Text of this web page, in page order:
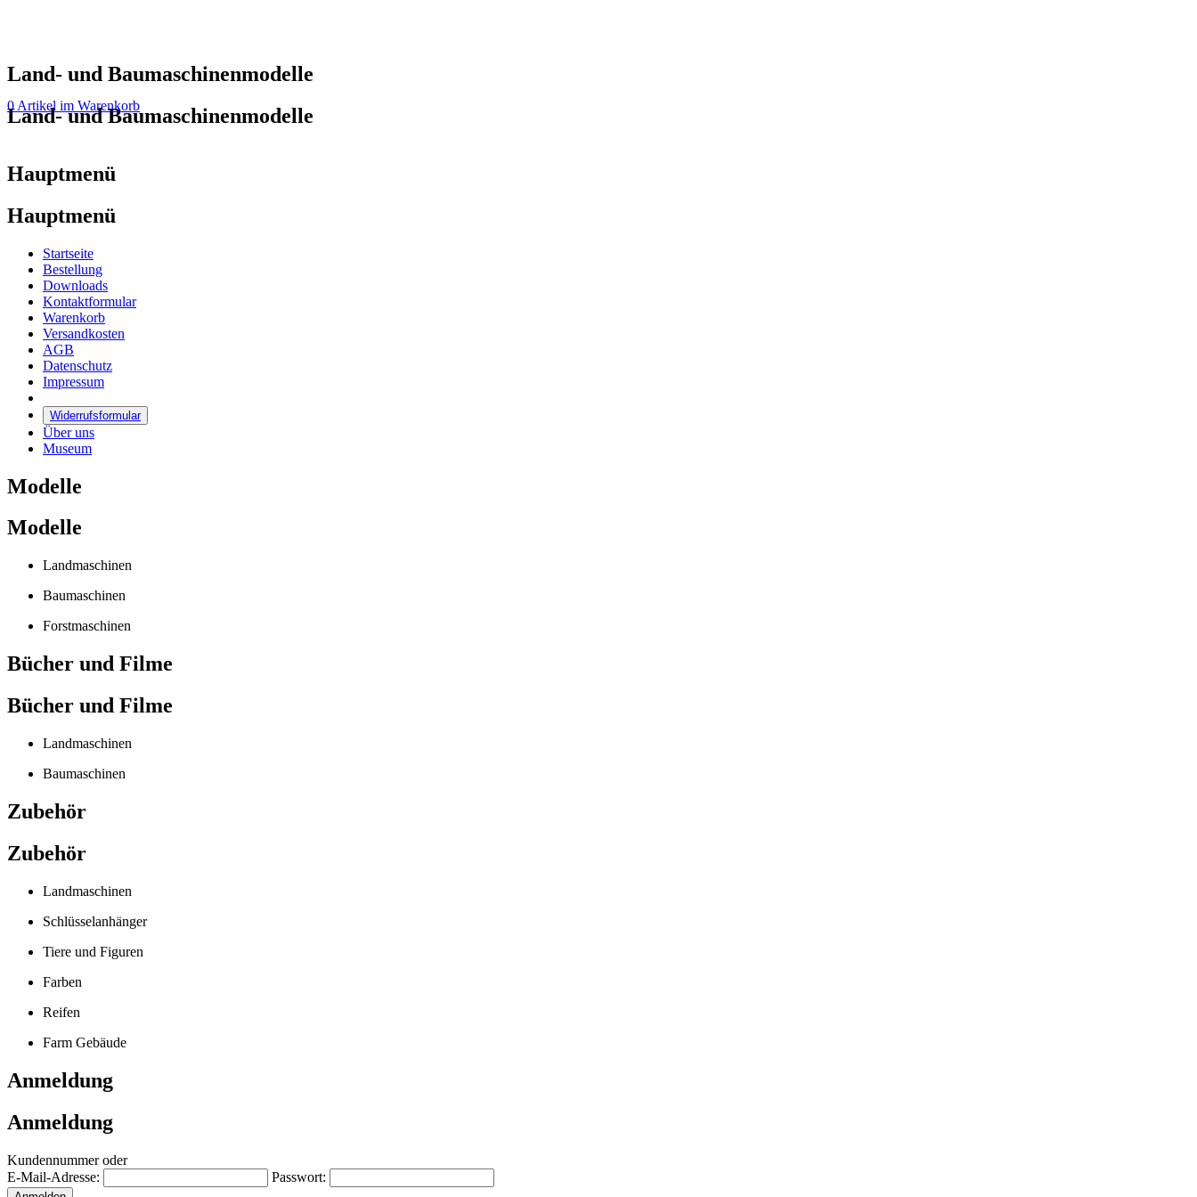
Land- und Baumaschinenmodelle
Land- und Baumaschinenmodelle
0 Artikel im Warenkorb
Hauptmenü
Hauptmenü
Startseite
Bestellung
Downloads
Kontaktformular
Warenkorb
Versandkosten
AGB
Datenschutz
Impressum
Widerrufsformular
Über uns
Museum
Modelle
Modelle
Landmaschinen
Baumaschinen
Forstmaschinen
Bücher und Filme
Bücher und Filme
Landmaschinen
Baumaschinen
Zubehör
Zubehör
Landmaschinen
Schlüsselanhänger
Tiere und Figuren
Farben
Reifen
Farm Gebäude
Anmeldung
Anmeldung
Kundennummer oder
E-Mail-Adresse:
Passwort: